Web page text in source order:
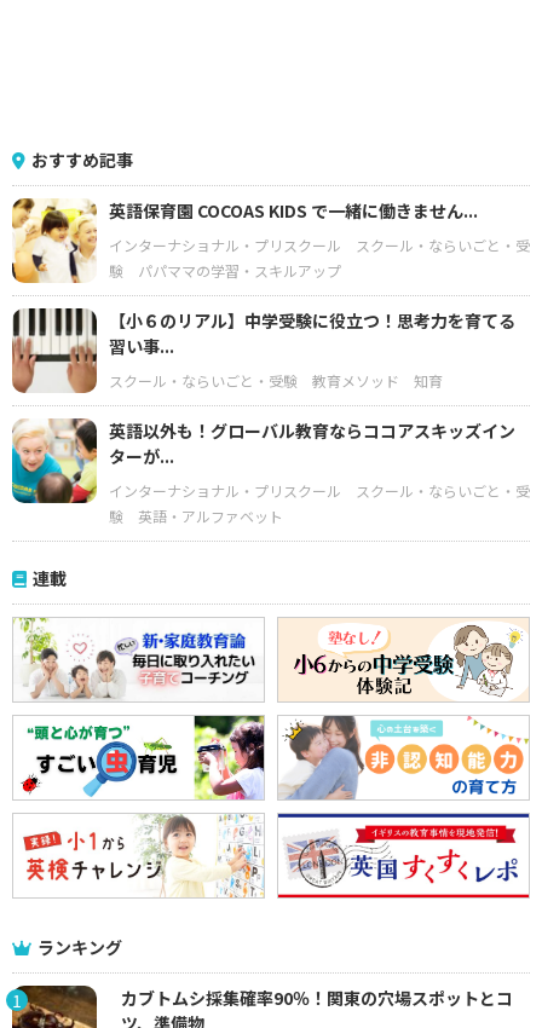
おすすめ記事
英語保育園 COCOAS KIDS で一緒に働きません...
インターナショナル・プリスクール
スクール・ならいごと・受
験
パパママの学習・スキルアップ
【小６のリアル】中学受験に役立つ！思考力を育てる
習い事...
スクール・ならいごと・受験 教育メソッド 知育
英語以外も！グローバル教育ならココアスキッズイン
ターが...
インターナショナル・プリスクール
スクール・ならいごと・受
験
英語・アルファベット
連載
ランキング
1
カブトムシ採集確率90％！関東の穴場スポットとコ